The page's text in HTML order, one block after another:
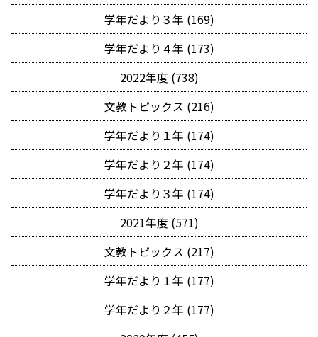
学年だより３年 (169)
学年だより４年 (173)
2022年度 (738)
文教トピックス (216)
学年だより１年 (174)
学年だより２年 (174)
学年だより３年 (174)
2021年度 (571)
文教トピックス (217)
学年だより１年 (177)
学年だより２年 (177)